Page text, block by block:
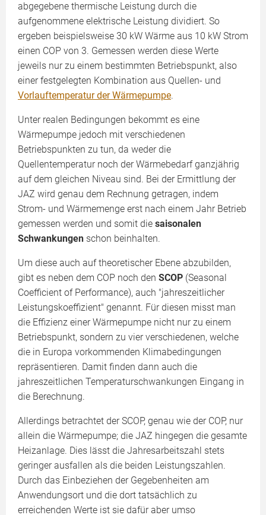
abgegebene thermische Leistung durch die
aufgenommene elektrische Leistung dividiert. So
ergeben beispielsweise 30 kW Wärme aus 10 kW Strom
einen COP von 3. Gemessen werden diese Werte
jeweils nur zu einem bestimmten Betriebspunkt, also
einer festgelegten Kombination aus Quellen- und
Vorlauftemperatur der Wärmepumpe.
Unter realen Bedingungen bekommt es eine
Wärmepumpe jedoch mit verschiedenen
Betriebspunkten zu tun, da weder die
Quellentemperatur noch der Wärmebedarf ganzjährig
auf dem gleichen Niveau sind. Bei der Ermittlung der
JAZ wird genau dem Rechnung getragen, indem
Strom- und Wärmemenge erst nach einem Jahr Betrieb
gemessen werden und somit die saisonalen
Schwankungen schon beinhalten.
Um diese auch auf theoretischer Ebene abzubilden,
gibt es neben dem COP noch den SCOP (Seasonal
Coefficient of Performance), auch "jahreszeitlicher
Leistungskoeffizient" genannt. Für diesen misst man
die Effizienz einer Wärmepumpe nicht nur zu einem
Betriebspunkt, sondern zu vier verschiedenen, welche
die in Europa vorkommenden Klimabedingungen
repräsentieren. Damit finden dann auch die
jahreszeitlichen Temperaturschwankungen Eingang in
die Berechnung.
Allerdings betrachtet der SCOP, genau wie der COP, nur
allein die Wärmepumpe; die JAZ hingegen die gesamte
Heizanlage. Dies lässt die Jahresarbeitszahl stets
geringer ausfallen als die beiden Leistungszahlen.
Durch das Einbeziehen der Gegebenheiten am
Anwendungsort und die dort tatsächlich zu
erreichenden Werte ist sie dafür aber umso